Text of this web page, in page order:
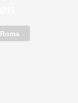
Roma